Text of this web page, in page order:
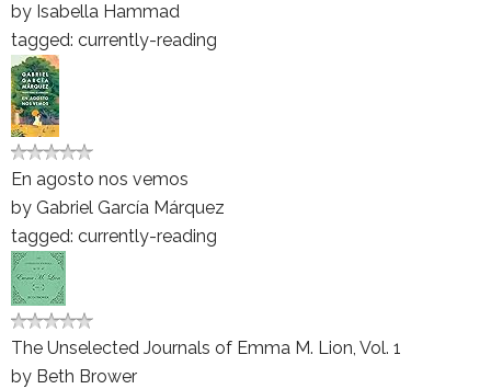
by Isabella Hammad
tagged: currently-reading
En agosto nos vemos
by Gabriel García Márquez
tagged: currently-reading
The Unselected Journals of Emma M. Lion, Vol. 1
by Beth Brower